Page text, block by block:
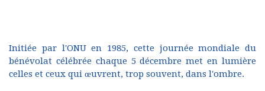
Initiée par l'ONU en 1985, cette journée mondiale du
bénévolat célébrée chaque 5 décembre met en lumière
celles et ceux qui œuvrent, trop souvent, dans l'ombre.